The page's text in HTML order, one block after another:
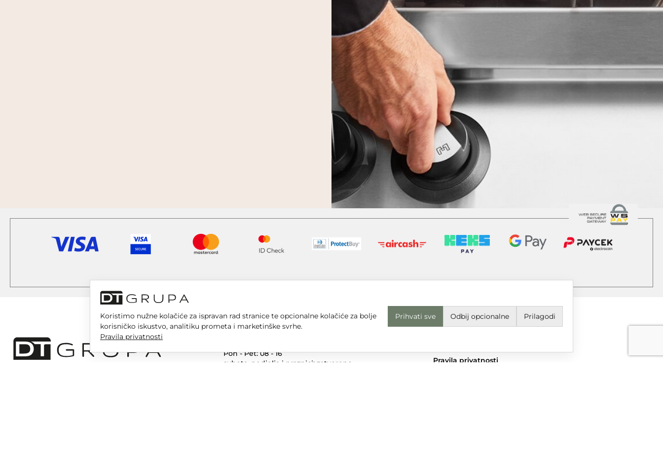
Pon - Pet: 08 - 16
subota, nedjelja i praznici: zatvoreno
Pravila privatnosti
Koristimo nužne kolačiće za ispravan rad stranice te opcionalne kolačiće za bolje
korisničko iskustvo, analitiku prometa i marketinške svrhe.
Pravila privatnosti
Prihvati sve Odbij opcionalne Prilagodi